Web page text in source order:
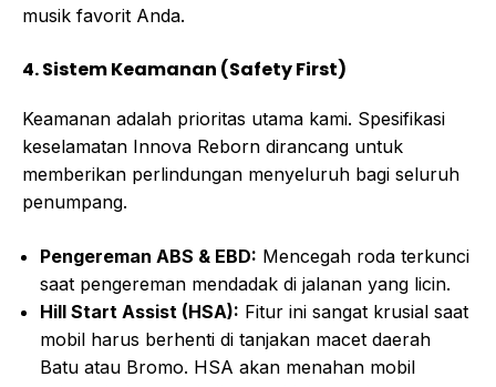
musik favorit Anda.
4. Sistem Keamanan (Safety First)
Keamanan adalah prioritas utama kami. Spesifikasi
keselamatan Innova Reborn dirancang untuk
memberikan perlindungan menyeluruh bagi seluruh
penumpang.
Pengereman ABS & EBD: Mencegah roda terkunci
saat pengereman mendadak di jalanan yang licin.
Hill Start Assist (HSA): Fitur ini sangat krusial saat
mobil harus berhenti di tanjakan macet daerah
Batu atau Bromo. HSA akan menahan mobil